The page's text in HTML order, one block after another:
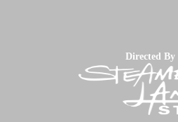
Directed By